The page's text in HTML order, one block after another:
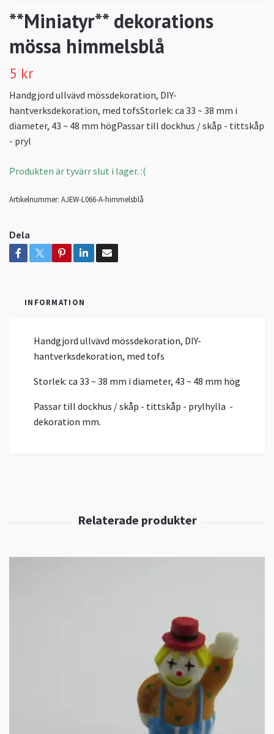
**Miniatyr** dekorations
mössa himmelsblå
5 kr
Handgjord ullvävd mössdekoration, DIY-
hantverksdekoration, med tofsStorlek: ca 33 ~ 38 mm i
diameter, 43 ~ 48 mm högPassar till dockhus / skåp - tittskåp
- pryl
Produkten är tyvärr slut i lager. :(
Artikelnummer: AJEW-L066-A-himmelsblå
Dela
INFORMATION
Handgjord ullvävd mössdekoration, DIY-
hantverksdekoration, med tofs
Storlek: ca 33 ~ 38 mm i diameter, 43 ~ 48 mm hög
Passar till dockhus / skåp - tittskåp - prylhylla -
dekoration mm.